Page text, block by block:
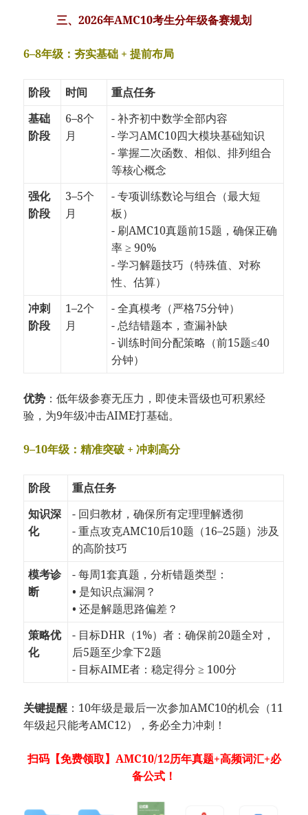
三、2026年AMC10考生分年级备赛规划
6–8年级：夯实基础 + 提前布局
阶段 时间
重点任务
基础
阶段
6–8个
月
- 补齐初中数学全部内容
- 学习AMC10四大模块基础知识
- 掌握二次函数、相似、排列组合
等核心概念
强化
阶段
3–5个
月
- 专项训练数论与组合（最大短
板）
- 刷AMC10真题前15题，确保正确
率 ≥ 90%
- 学习解题技巧（特殊值、对称
性、估算）
冲刺
阶段
1–2个
月
- 全真模考（严格75分钟）
- 总结错题本，查漏补缺
- 训练时间分配策略（前15题≤40
分钟）
优势 ：低年级参赛无压力，即使未晋级也可积累经
验，为9年级冲击AIME打基础。
9–10年级：精准突破 + 冲刺高分
阶段
重点任务
知识深
化
- 回归教材，确保所有定理理解透彻
- 重点攻克AMC10后10题（16–25题）涉及
的高阶技巧
模考诊
断
- 每周1套真题，分析错题类型：
• 是知识点漏洞？
• 还是解题思路偏差？
策略优
化
- 目标DHR（1%）者：确保前20题全对，
后5题至少拿下2题
- 目标AIME者：稳定得分 ≥ 100分
关键提醒 ：10年级是最后一次参加AMC10的机会（11
年级起只能考AMC12），务必全力冲刺！
扫码【免费领取】AMC10/12历年真题+高频词汇+必
备公式！